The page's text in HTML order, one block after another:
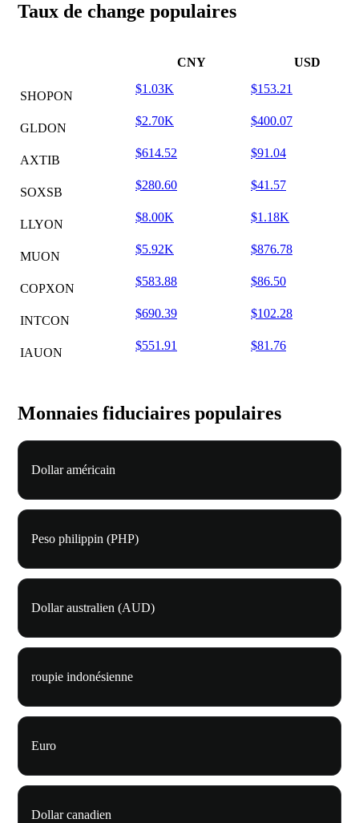
Taux de change populaires
CNY USD
SHOPON
$1.03K $153.21
GLDON
$2.70K $400.07
AXTIB
$614.52 $91.04
SOXSB
$280.60 $41.57
LLYON
$8.00K $1.18K
MUON
$5.92K $876.78
COPXON
$583.88 $86.50
INTCON
$690.39 $102.28
IAUON
$551.91 $81.76
Monnaies fiduciaires populaires
Dollar américain
Peso philippin (PHP)
Dollar australien (AUD)
roupie indonésienne
Euro
Dollar canadien